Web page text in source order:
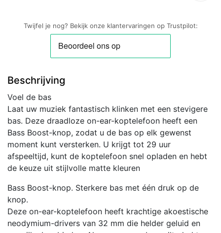
Twijfel je nog? Bekijk onze klantervaringen op Trustpilot:
Beschrijving
Voel de bas
Laat uw muziek fantastisch klinken met een stevigere
bas. Deze draadloze on-ear-koptelefoon heeft een
Bass Boost-knop, zodat u de bas op elk gewenst
moment kunt versterken. U krijgt tot 29 uur
afspeeltijd, kunt de koptelefoon snel opladen en hebt
de keuze uit stijlvolle matte kleuren
Bass Boost-knop. Sterkere bas met één druk op de
knop.
Deze on-ear-koptelefoon heeft krachtige akoestische
neodymium-drivers van 32 mm die helder geluid en